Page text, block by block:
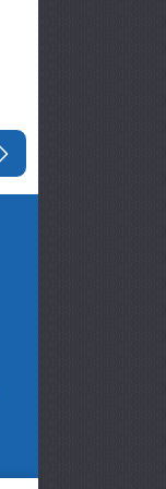
Następny slajd